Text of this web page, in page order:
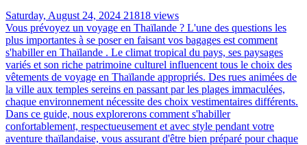
Saturday, August 24, 2024 21818 views
Vous prévoyez un voyage en Thaïlande ? L'une des questions les
plus importantes à se poser en faisant vos bagages est comment
s'habiller en Thaïlande . Le climat tropical du pays, ses paysages
variés et son riche patrimoine culturel influencent tous le choix des
vêtements de voyage en Thaïlande appropriés. Des rues animées de
la ville aux temples sereins en passant par les plages immaculées,
chaque environnement nécessite des choix vestimentaires différents.
Dans ce guide, nous explorerons comment s'habiller
confortablement, respectueusement et avec style pendant votre
aventure thaïlandaise, vous assurant d'être bien préparé pour chaque